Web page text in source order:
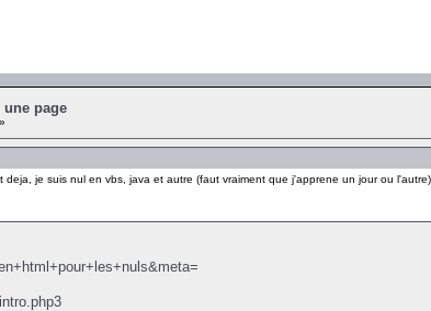
page
je suis nul en vbs, java et autre (faut vraiment que j'apprene un jour ou